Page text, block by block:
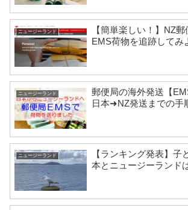
ニュージーランド
【簡単楽しい！】NZ
EMS荷物を追跡してみ
ニュージーランド
郵便局の海外発送【
日本➜NZ発送までの手
ニュージーランド
【ランキング発表】子
本とニュージーランド